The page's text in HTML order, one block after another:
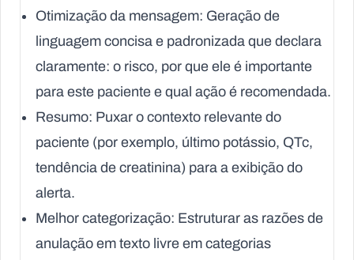
Otimização da mensagem: Geração de
linguagem concisa e padronizada que declara
claramente: o risco, por que ele é importante
para este paciente e qual ação é recomendada.
Resumo: Puxar o contexto relevante do
paciente (por exemplo, último potássio, QTc,
tendência de creatinina) para a exibição do
alerta.
Melhor categorização: Estruturar as razões de
anulação em texto livre em categorias